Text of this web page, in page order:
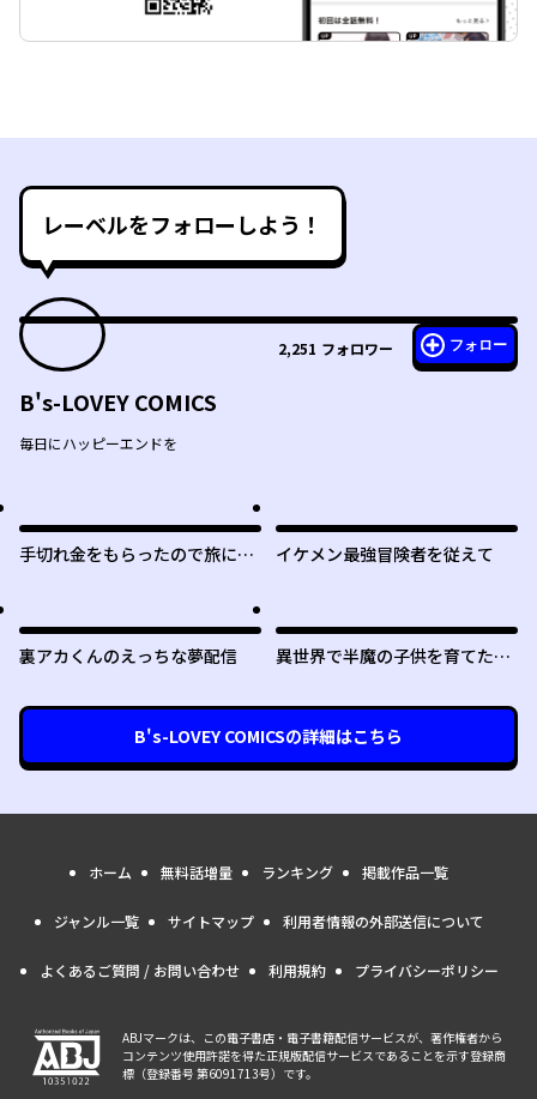
レーベルをフォローしよう！
2,251 フォロワー フォロー
B's-LOVEY COMICS
毎日にハッピーエンドを
手切れ金をもらったので旅に出
イケメン最強冒険者を従えて
裏アカくんのえっちな夢配信
異世界で半魔の子供を育てたら
B's-LOVEY COMICSの詳細はこちら
ホーム 無料話増量 ランキング 掲載作品一覧
ジャンル一覧 サイトマップ 利用者情報の外部送信について
よくあるご質問 / お問い合わせ 利用規約 プライバシーポリシー
ABJマークは、この電子書店・電子書籍配信サービスが、著作権者から
コンテンツ使用許諾を得た正規版配信サービスであることを示す登録商
標（登録番号 第6091713号）です。